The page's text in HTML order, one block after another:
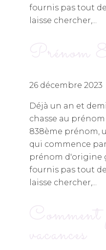
fournis pas tout
laisse chercher,...
Prénom
26 décembre 2023
Déjà un an et
chasse au prénom
838ème prénom,
qui commence
prénom d'origine
fournis pas tout
laisse chercher,...
Comment
vacances